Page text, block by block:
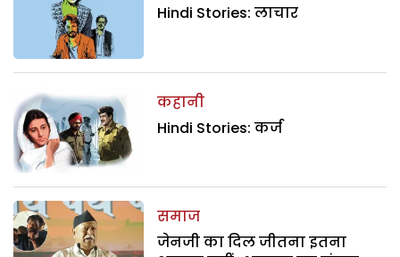
Hindi Stories: लाचार
कहानी
Hindi Stories: कर्ज
समाज
जेनजी का दिल जीतना इतना